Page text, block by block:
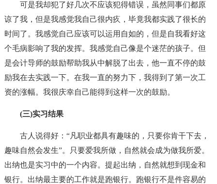
可是我却犯了好几次不应该犯得错误，虽然同事们都原
谅了我，但是我感觉我自己很内疚，毕竟我都实践了很长的
时间了。我感觉自己应该可以运用自如的，但是自我看好这
个毛病影响了我的发挥。我感觉自己像是个迷茫的孩子。但
是会计导师的鼓励帮助我从中解脱了出去，他一直不停的鼓
励我在去实践一下。在我一直的努力下，我得到了第一次工
资的涨幅。我很庆幸自己能得到这样一次的鼓励。
(三)实习结果
古人说得好：“凡职业都具有趣味的，只要你肯干下去，
趣味自然会发生”。只要爱我所做，自然就会成为做我所爱。
出纳也是实习中的一个内容。提起出纳，自然就想到现金和
银行。出纳最主要的工作就是跑银行。跑银行不是件容易的